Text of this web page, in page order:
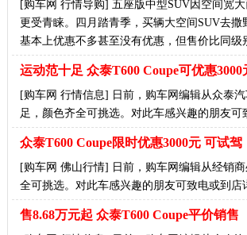
[购车网 行情导购] 五座版中型SUV因空间宽
更受青睐。四月踏青季，买辆大空间SUV去
基本上优惠不多甚至没有优惠，但售价比同
运动范十足 众泰T600 Coupe可优惠3000
[购车网 行情信息] 日前，购车网编辑从众泰
足，颜色齐全可挑选。对此车感兴趣的朋友
众泰T600 Coupe限时优惠3000元 可试驾
[购车网 佛山行情] 日前，购车网编辑从经销
全可挑选。对此车感兴趣的朋友可致电或到店
售8.68万元起 众泰T600 Coupe平价销售